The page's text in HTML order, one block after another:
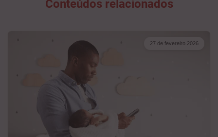
Conteúdos relacionados
27 de fevereiro 2026